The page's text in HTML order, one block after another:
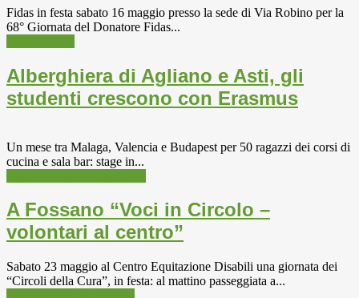
Fidas in festa sabato 16 maggio presso la sede di Via Robino per la
68° Giornata del Donatore Fidas...
Alberghiera di Agliano e Asti, gli
studenti crescono con Erasmus
Un mese tra Malaga, Valencia e Budapest per 50 ragazzi dei corsi di
cucina e sala bar: stage in...
A Fossano “Voci in Circolo –
volontari al centro”
Sabato 23 maggio al Centro Equitazione Disabili una giornata dei
“Circoli della Cura”, in festa: al mattino passeggiata a...